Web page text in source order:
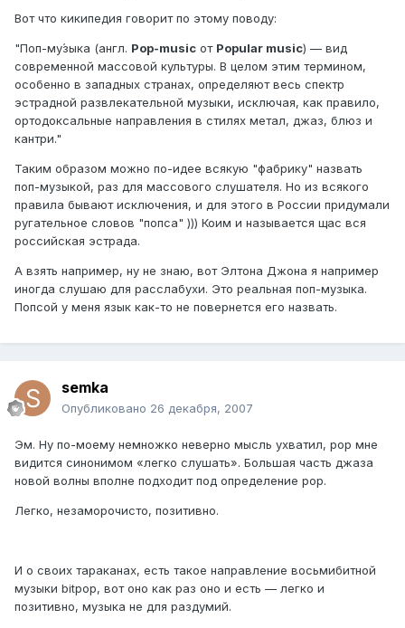
Вот что кикипедия говорит по этому поводу:
"Поп-му́зыка (англ. Pop-music от Popular music) — вид
современной массовой культуры. В целом этим термином,
особенно в западных странах, определяют весь спектр
эстрадной развлекательной музыки, исключая, как правило,
ортодоксальные направления в стилях метал, джаз, блюз и
кантри."
Таким образом можно по-идее всякую "фабрику" назвать
поп-музыкой, раз для массового слушателя. Но из всякого
правила бывают исключения, и для этого в России придумали
ругательное словов "попса" ))) Коим и называется щас вся
российская эстрада.
А взять например, ну не знаю, вот Элтона Джона я например
иногда слушаю для расслабухи. Это реальная поп-музыка.
Попсой у меня язык как-то не повернется его назвать.
semka
Опубликовано 26 декабря, 2007
Эм. Ну по-моему немножко неверно мысль ухватил, pop мне
видится синонимом «легко слушать». Большая часть джаза
новой волны вполне подходит под определение pop.
Легко, незаморочисто, позитивно.
И о своих тараканах, есть такое направление восьмибитной
музыки bitpop, вот оно как раз оно и есть — легко и
позитивно, музыка не для раздумий.